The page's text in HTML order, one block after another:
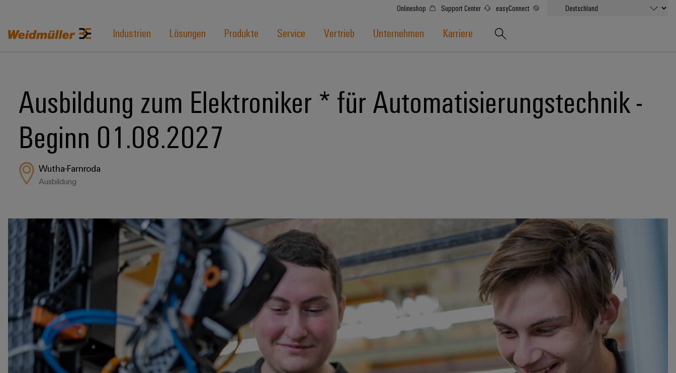
Onlineshop Support Center easyConnect
Industrien Lösungen Produkte Service Vertrieb Unternehmen Karriere
Ausbildung zum Elektroniker * für Automatisierungstechnik -
Beginn 01.08.2027
Wutha-Farnroda
Ausbildung